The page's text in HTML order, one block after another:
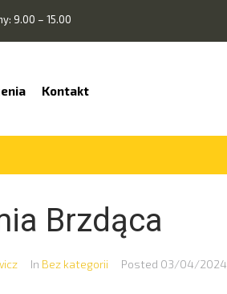
9.00 – 15.00
Kontakt
Brzdąca
In Bez kategorii Posted 03/04/2024